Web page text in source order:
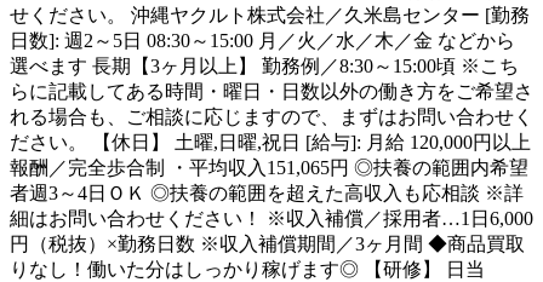
せください。 沖縄ヤクルト株式会社／久米島センター [勤務
日数]: 週2～5日 08:30～15:00 月／火／水／木／金 などから
選べます 長期【3ヶ月以上】 勤務例／8:30～15:00頃 ※こち
らに記載してある時間・曜日・日数以外の働き方をご希望さ
れる場合も、ご相談に応じますので、まずはお問い合わせく
ださい。 【休日】 土曜,日曜,祝日 [給与]: 月給 120,000円以上
報酬／完全歩合制 ・平均収入151,065円 ◎扶養の範囲内希望
者週3～4日ＯＫ ◎扶養の範囲を超えた高収入も応相談 ※詳
細はお問い合わせください！ ※収入補償／採用者…1日6,000
円（税抜）×勤務日数 ※収入補償期間／3ヶ月間 ◆商品買取
りなし！働いた分はしっかり稼げます◎ 【研修】 日当